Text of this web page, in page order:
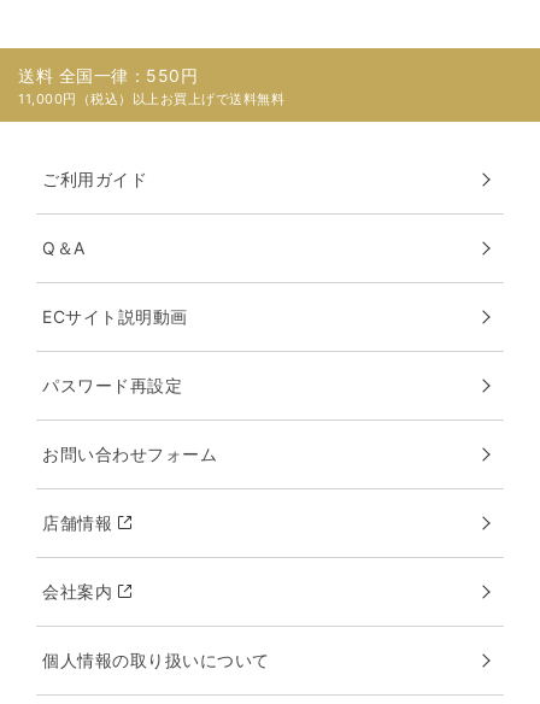
送料 全国一律：550円
11,000円（税込）以上お買上げで送料無料
ご利用ガイド
Q＆A
ECサイト説明動画
パスワード再設定
お問い合わせフォーム
店舗情報
会社案内
個人情報の取り扱いについて